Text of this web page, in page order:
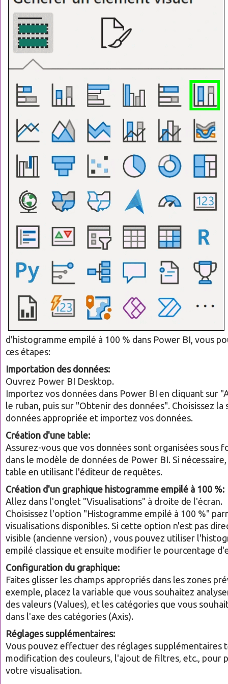
d'histogramme empilé à 100 % dans Power BI, vous
ces étapes:
Importation des données:
Ouvrez Power BI Desktop.
Importez vos données dans Power BI en cliquant sur
le ruban, puis sur "Obtenir des données". Choisissez la
données appropriée et importez vos données.
Création d'une table:
Assurez-vous que vos données sont organisées sous
dans le modèle de données de Power BI. Si
table en utilisant l'éditeur de requêtes.
Création d'un graphique histogramme empilé à 100 %:
Allez dans l'onglet "Visualisations" à droite de l'écran.
Choisissez l'option "Histogramme empilé à 100 %"
visualisations disponibles. Si cette option n'est pas
visible (ancienne version) , vous pouvez utiliser
empilé classique et ensuite modifier le pourcentage
Configuration du graphique:
Faites glisser les champs appropriés dans les zones
exemple, placez la variable que vous souhaitez
des valeurs (Values), et les catégories que vous
dans l'axe des catégories (Axis).
Réglages supplémentaires:
Vous pouvez effectuer des réglages supplémentaires
modification des couleurs, l'ajout de filtres, etc., pour
votre visualisation.